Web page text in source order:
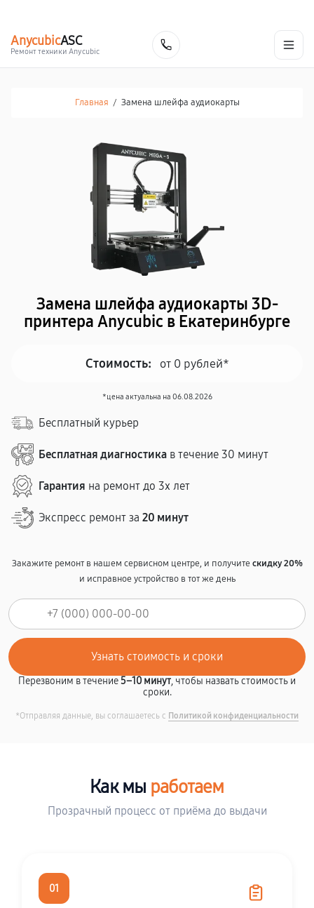
AnycubicASC
Ремонт техники Anycubic
Главная / Замена шлейфа аудиокарты
Замена шлейфа аудиокарты 3D-
принтера Anycubic в Екатеринбурге
Стоимость: от 0 рублей*
*цена актуальна на 06.08.2026
Бесплатный курьер
Бесплатная диагностика в течение 30 минут
Гарантия на ремонт до 3х лет
Экспресс ремонт за 20 минут
Закажите ремонт в нашем сервисном центре, и получитескидку 20%
и исправное устройство в тот же день
Перезвоним в течение5–10 минут, чтобы назвать стоимость и
сроки.
*Отправляя данные, вы соглашаетесь с Политикой конфиденциальности
Как мы работаем
Прозрачный процесс от приёма до выдачи
01